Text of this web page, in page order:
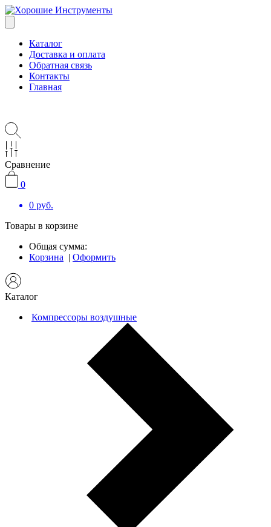
Каталог
Доставка и оплата
Обратная связь
Контакты
Главная
Сравнение
0
0 руб.
Товары в корзине
Общая сумма:
Корзина | Оформить
Каталог
Компрессоры воздушные